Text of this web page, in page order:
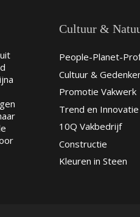
Cultuur &
People-Planet-
Cultuur &
Promotie Vakwerk
Trend en Innovatie
10Q Vakbedrijf
Constructie
Kleuren in Steen